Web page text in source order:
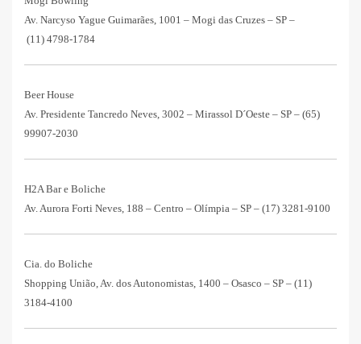
Av. Narcyso Yague Guimarães, 1001 – Mogi das Cruzes – SP –
(11) 4798-1784
Beer House
Av. Presidente Tancredo Neves, 3002 – Mirassol D´Oeste – SP – (65)
99907-2030
H2A Bar e Boliche
Av. Aurora Forti Neves, 188 – Centro – Olímpia – SP – (17) 3281-9100
Cia. do Boliche
Shopping União, Av. dos Autonomistas, 1400 – Osasco – SP – (11)
3184-4100